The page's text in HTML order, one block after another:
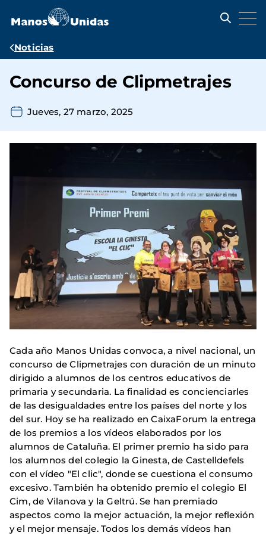
contenido
Ruta
navegación
Noticias
Concurso de Clipmetrajes
Jueves, 27 marzo, 2025
Cada año Manos Unidas convoca, a nivel nacional, un
concurso de Clipmetrajes con duración de un minuto
dirigido a alumnos de los centros educativos de
primaria y secundaria. La finalidad es concienciarles
de las desigualdades entre los países del norte y los
del sur. Hoy se ha realizado en CaixaForum la entrega
de los premios a los vídeos elaborados por los
alumnos de Cataluña. El primer premio ha sido para
los alumnos del colegio la Ginesta, de Castelldefels
con el vídeo "El clic", donde se cuestiona el consumo
excesivo. También ha obtenido premio el colegio El
Cim, de Vilanova y la Geltrú. Se han premiado
aspectos como la mejor actuación, la mejor reflexión
y el mejor mensaje. Todos los demás vídeos han